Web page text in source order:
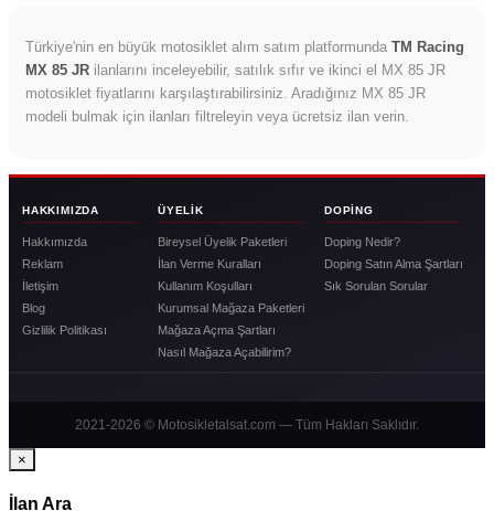
Türkiye'nin en büyük motosiklet alım satım platformunda TM Racing
MX 85 JR ilanlarını inceleyebilir, satılık sıfır ve ikinci el MX 85 JR
motosiklet fiyatlarını karşılaştırabilirsiniz. Aradığınız MX 85 JR
modeli bulmak için ilanları filtreleyin veya ücretsiz ilan verin.
HAKKIMIZDA
Hakkımızda
Reklam
İletişim
Blog
Gizlilik Politikası
ÜYELIK
Bireysel Üyelik Paketleri
İlan Verme Kuralları
Kullanım Koşulları
Kurumsal Mağaza Paketleri
Mağaza Açma Şartları
Nasıl Mağaza Açabilirim?
DOPING
Doping Nedir?
Doping Satın Alma Şartları
Sık Sorulan Sorular
2021-2026 © Motosikletalsat.com — Tüm Hakları Saklıdır.
×
İlan Ara